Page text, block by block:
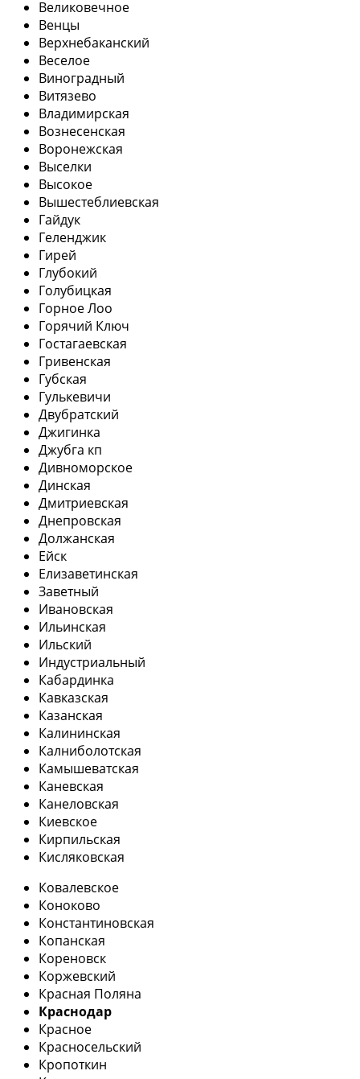
Великовечное
Венцы
Верхнебаканский
Веселое
Виноградный
Витязево
Владимирская
Вознесенская
Воронежская
Выселки
Высокое
Вышестеблиевская
Гайдук
Геленджик
Гирей
Глубокий
Голубицкая
Горное Лоо
Горячий Ключ
Гостагаевская
Гривенская
Губская
Гулькевичи
Двубратский
Джигинка
Джубга кп
Дивноморское
Динская
Дмитриевская
Днепровская
Должанская
Ейск
Елизаветинская
Заветный
Ивановская
Ильинская
Ильский
Индустриальный
Кабардинка
Кавказская
Казанская
Калининская
Калниболотская
Камышеватская
Каневская
Канеловская
Киевское
Кирпильская
Кисляковская
Ковалевское
Коноково
Константиновская
Копанская
Кореновск
Коржевский
Красная Поляна
Краснодар
Красное
Красносельский
Кропоткин